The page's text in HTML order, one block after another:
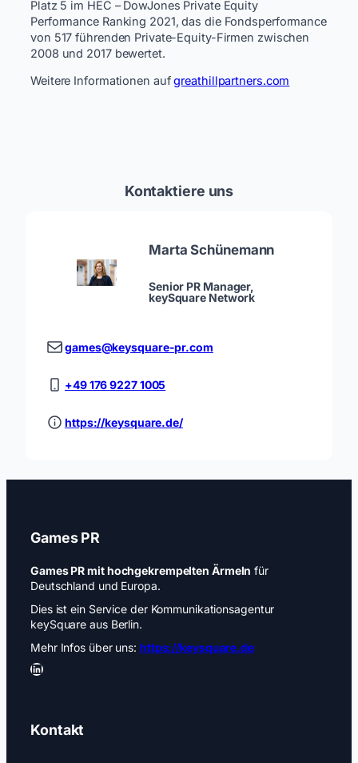
Platz 5 im HEC – DowJones Private Equity
Performance Ranking 2021, das die Fondsperformance
von 517 führenden Private-Equity-Firmen zwischen
2008 und 2017 bewertet.
Weitere Informationen aufgreathillpartners.com
Kontaktiere uns
Marta Schünemann
Senior PR Manager,
keySquare Network
games@keysquare-pr.com
+49 176 9227 1005
https://keysquare.de/
Games PR
Games PR mit hochgekrempelten Ärmeln für
Deutschland und Europa.
Dies ist ein Service der Kommunikationsagentur
keySquare aus Berlin.
Mehr Infos über uns: https://keysquare.de
LinkedIn
Kontakt